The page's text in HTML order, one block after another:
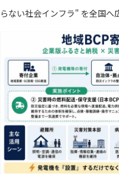
らない社会インフラ" を全国へ